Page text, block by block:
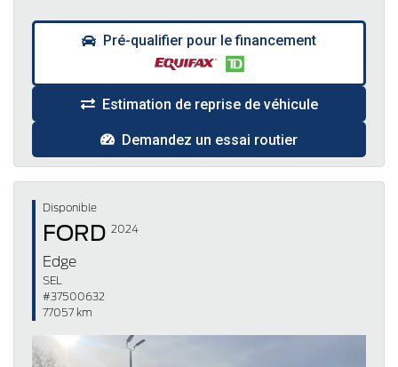
Pré-qualifier pour le financement
Estimation de reprise de véhicule
Demandez un essai routier
Disponible
FORD 2024
Edge
SEL
#37500632
77057 km